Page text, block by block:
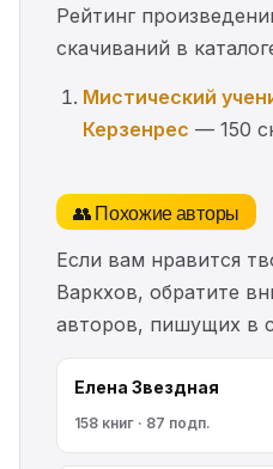
Рейтинг
скачиваний в
Мистический
Керзенрес — 150
👥 Похожие авторы
Если вам нравится
Варкхов, обратите
авторов, пишущих в
Елена Звездная
158 книг · 87 подп.